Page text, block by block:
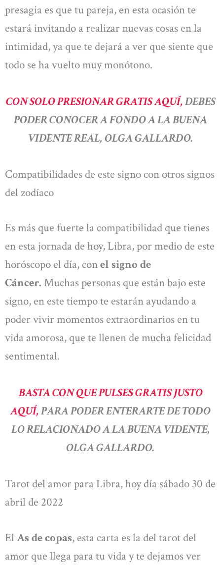
presagia es que tu pareja, en esta ocasión te
estará invitando a realizar nuevas cosas en la
intimidad, ya que te dejará a ver que siente que
todo se ha vuelto muy monótono.
CON SOLO PRESIONAR GRATIS AQUÍ, DEBES
PODER CONOCER A FONDO A LA BUENA
VIDENTE REAL, OLGA GALLARDO.
Compatibilidades de este signo con otros signos
del zodíaco
Es más que fuerte la compatibilidad que tienes
en esta jornada de hoy, Libra, por medio de este
horóscopo el día, conel signo de
Cáncer. Muchas personas que están bajo este
signo, en este tiempo te estarán ayudando a
poder vivir momentos extraordinarios en tu
vida amorosa, que te llenen de mucha felicidad
sentimental.
BASTA CON QUE PULSES GRATIS JUSTO
AQUÍ, PARA PODER ENTERARTE DE TODO
LO RELACIONADO A LA BUENA VIDENTE,
OLGA GALLARDO.
Tarot del amor para Libra, hoy día sábado 30 de
abril de 2022
El As de copas, esta carta es la del tarot del
amor que llega para tu vida y te dejamos ver